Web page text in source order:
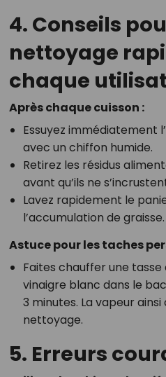
4. Conseils
nettoyage
chaque
Après chaque cuisson :
Essuyez immédiatement
avec un chiffon humide.
Retirez les résidus
avant qu’ils ne
Lavez rapidement le
l’accumulation de graisse.
Astuce pour les taches
Faites chauffer une tasse
vinaigre blanc dans le
3 minutes. La vapeur
nettoyage.
5. Erreurs